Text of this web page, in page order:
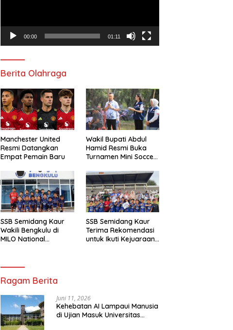
00:00 01:11
Berita Olahraga
Manchester United
Resmi Datangkan
Empat Pemain Baru
Wakil Bupati Abdul
Hamid Resmi Buka
Turnamen Mini Soccer
SSB Semidang Kaur
Wakili Bengkulu di
MILO National
SSB Semidang Kaur
Terima Rekomendasi
untuk Ikuti Kejuaraan
Ragam Berita
Juni 11, 2026
Kehebatan AI Lampaui Manusia
di Ujian Masuk Universitas